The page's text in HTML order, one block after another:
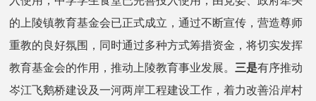
的上陵镇教育基金会已正式成立，通过不断宣传，营造尊师
重教的良好氛围，同时通过多种方式筹措资金，将切实发挥
教育基金会的作用，推动上陵教育事业发展。 三是有序推动
岑江飞鹅桥建设及一河两岸工程建设工作，着力改善沿岸村